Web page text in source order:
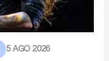
5 AGO 2026